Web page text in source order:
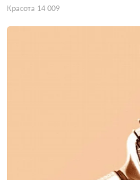
Красота 14 009